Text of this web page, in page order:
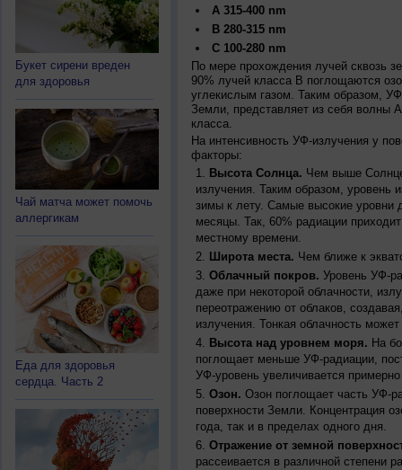
Букет сирени вреден
для здоровья
Чай матча может помочь
аллергикам
Еда для здоровья
сердца. Часть 2
A 315-400 nm
B 280-315 nm
C 100-280 nm
По мере прохождения лучей сквозь
90% лучей класса B поглощаются
углекислым газом. Таким образом,
Земли, представляет из себя волны
класса.
На интенсивность УФ-излучения у
факторы:
Высота Солнца. Чем выше
излучения. Таким образом, уровень
зимы к лету. Самые высокие уровни
месяцы. Так, 60% радиации
местному времени.
Широта места. Чем ближе к
Облачный покров. Уровень УФ-
даже при некоторой облачности,
переотражению от облаков,
излучения. Тонкая облачность
Высота над уровнем моря. На
поглощает меньше УФ-радиации,
УФ-уровень увеличивается
Озон. Озон поглощает часть УФ-
поверхности Земли. Концентрация
года, так и в пределах одного дня.
Отражение от земной
рассеивается в различной степени